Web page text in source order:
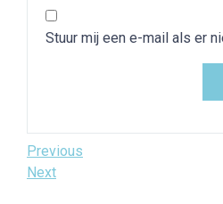
Stuur mij een e-mail als er
Bericht
navigatie
Previous
Post
Previous
Next
Next